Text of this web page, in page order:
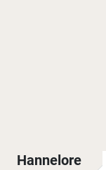
Hannelore